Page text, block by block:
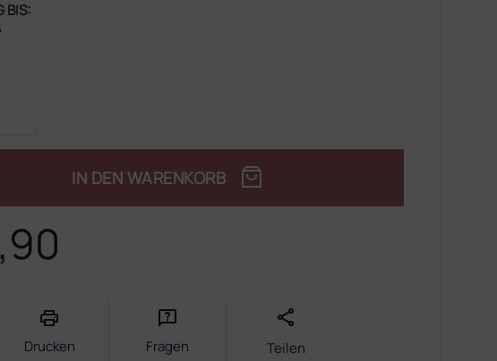
BIS:
IN DEN WARENKORB
Drucken Fragen Teilen